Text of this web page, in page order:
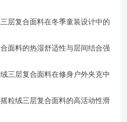
层复合面料在冬季童装设计中的
面料的热湿舒适性与层间结合强
三层复合面料在修身户外夹克中
粒绒三层复合面料的高活动性滑